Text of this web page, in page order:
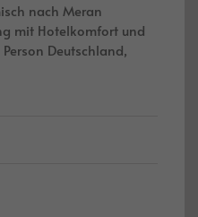
nach Meran
mit Hotelkomfort und
Deutschland,